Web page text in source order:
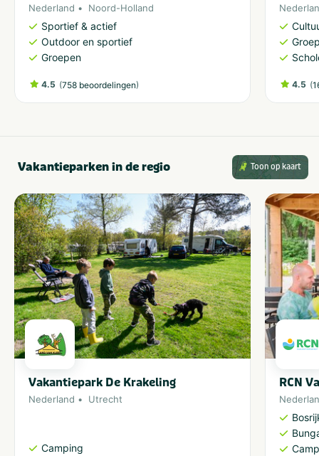
Nederland Noord-Holland
Sportief & actief
Outdoor en sportief
Groepen
4.5 (758 beoordelingen) 4.5 (
Vakantieparken in de regio Toon op kaart
Vakantiepark De Krakeling
Nederland Utrecht
Camping
RCN